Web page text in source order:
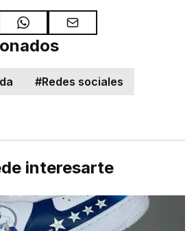
#Redes sociales
interesarte